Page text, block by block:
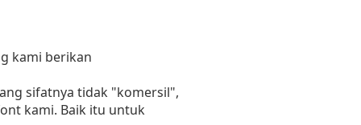
kami berikan
sifatnya tidak "komersil",
kami. Baik itu untuk